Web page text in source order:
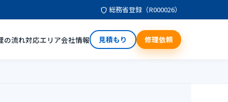
総務省登録（R000026）
の流れ対応エリア会社情報 見積もり 修理依頼